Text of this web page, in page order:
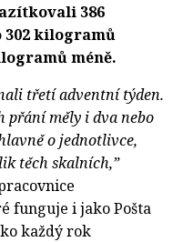
386
kilogramů
méně.
třetí adventní týden.
přání měly i dva nebo
o jednotlivce,
těch skalních,”
funguje i jako Pošta
každý rok